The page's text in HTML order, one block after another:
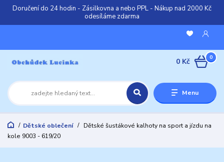
Doručení do 24 hodin - Zásilkovna a nebo PPL - Nákup nad 2000 Kč
odesíláme zdarma
Menu
0
0 Kč
Dětské oblečení
Dětské šustákové kalhoty na sport a jízdu na
kole 9003 - 619/20